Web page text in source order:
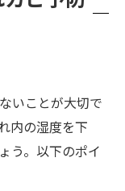
いことが大切で
内の湿度を下
う。以下のポイ